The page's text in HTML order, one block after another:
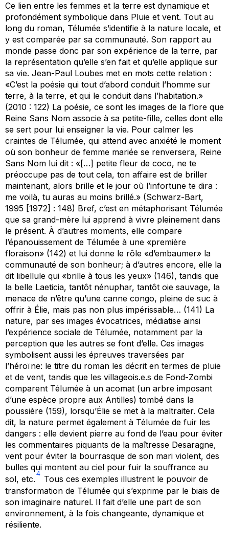
Ce lien entre les femmes et la terre est dynamique et
profondément symbolique dans Pluie et vent. Tout au
long du roman, Télumée s’identifie à la nature locale, et
y est comparée par sa communauté. Son rapport au
monde passe donc par son expérience de la terre, par
la représentation qu’elle s’en fait et qu’elle applique sur
sa vie. Jean-Paul Loubes met en mots cette relation :
«C’est la poésie qui tout d’abord conduit l’homme sur
terre, à la terre, et qui le conduit dans l’habitation.»
(2010 : 122) La poésie, ce sont les images de la flore que
Reine Sans Nom associe à sa petite-fille, celles dont elle
se sert pour lui enseigner la vie. Pour calmer les
craintes de Télumée, qui attend avec anxiété le moment
où son bonheur de femme mariée se renversera, Reine
Sans Nom lui dit : «[…] petite fleur de coco, ne te
préoccupe pas de tout cela, ton affaire est de briller
maintenant, alors brille et le jour où l’infortune te dira :
me voilà, tu auras au moins brillé.» (Schwarz-Bart,
1995 [1972] : 148) Bref, c’est en métaphorisant Télumée
que sa grand-mère lui apprend à vivre pleinement dans
le présent. À d’autres moments, elle compare
l’épanouissement de Télumée à une «première
floraison» (142) et lui donne le rôle «d’embaumer» la
communauté de son bonheur; à d’autres encore, elle la
dit libellule qui «brille à tous les yeux» (146), tandis que
la belle Laeticia, tantôt nénuphar, tantôt oie sauvage, la
menace de n’être qu’une canne congo, pleine de suc à
offrir à Élie, mais pas non plus impérissable… (141) La
nature, par ses images évocatrices, médiatise ainsi
l’expérience sociale de Télumée, notamment par la
perception que les autres se font d’elle. Ces images
symbolisent aussi les épreuves traversées par
l’héroïne: le titre du roman les décrit en termes de pluie
et de vent, tandis que les villageois.e.s de Fond-Zombi
comparent Télumée à un acomat (un arbre imposant
d’une espèce propre aux Antilles) tombé dans la
poussière (159), lorsqu’Élie se met à la maltraiter. Cela
dit, la nature permet également à Télumée de fuir les
dangers : elle devient pierre au fond de l’eau pour éviter
les commentaires piquants de la maîtresse Desaragne,
vent pour éviter la bourrasque de son mari violent, des
bulles qui montent au ciel pour fuir la souffrance au
sol, etc.
4
Tous ces exemples illustrent le pouvoir de
transformation de Télumée qui s’exprime par le biais de
son imaginaire naturel. Il fait d’elle une part de son
environnement, à la fois changeante, dynamique et
résiliente.